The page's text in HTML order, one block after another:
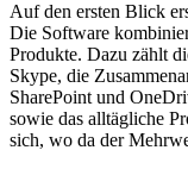
Auf den ersten Blick
Die Software
Produkte. Dazu zählt
Skype, die
SharePoint und
sowie das alltägliche
sich, wo da der